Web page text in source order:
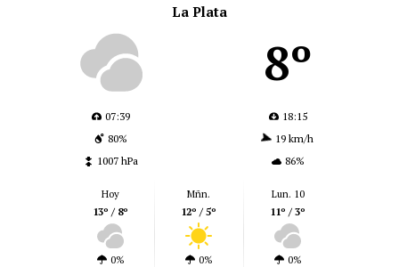
La Plata
8º
07:39
18:15
80%
19 km/h
1007 hPa
86%
Hoy
13º / 8º
0%
Mñn.
12º / 5º
0%
Lun. 10
11º / 3º
0%